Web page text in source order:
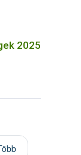
2025